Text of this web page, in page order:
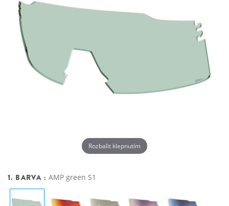
Rozbalit klepnutím
1. BARVA :AMP green S1